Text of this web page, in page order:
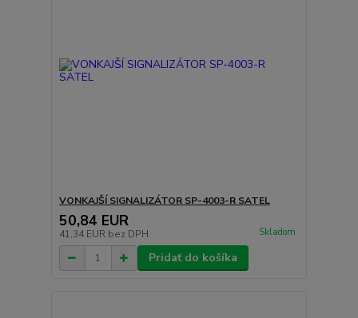
VONKAJŠÍ SIGNALIZÁTOR SP-4003-R SATEL
50,84 EUR
41,34 EUR bez DPH Skladom
Pridať do košíka